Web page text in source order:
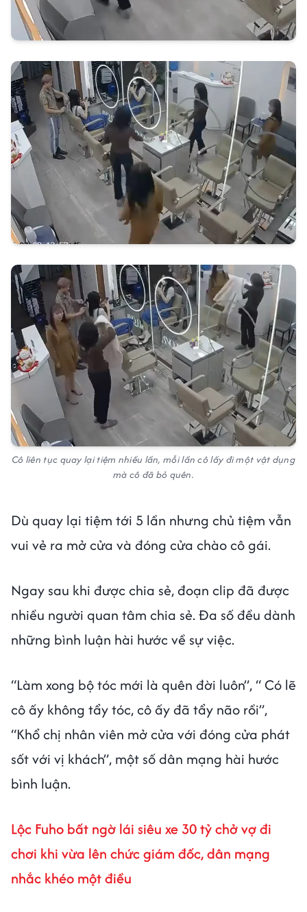
Cô liên tục quay lại tiệm nhiều lần, mỗi lần cô lấy đi một vật dụng
mà cô đã bỏ quên.
Dù quay lại tiệm tới 5 lần nhưng chủ tiệm vẫn
vui vẻ ra mở cửa và đóng cửa chào cô gái.
Ngay sau khi được chia sẻ, đoạn clip đã được
nhiều người quan tâm chia sẻ. Đa số đều dành
những bình luận hài hước về sự việc.
“Làm xong bộ tóc mới là quên đời luôn”, “ Có lẽ
cô ấy không tẩy tóc, cô ấy đã tẩy não rồi”,
“Khổ chị nhân viên mở cửa với đóng cửa phát
sốt với vị khách”, một số dân mạng hài hước
bình luận.
Lộc Fuho bất ngờ lái siêu xe 30 tỷ chở vợ đi
chơi khi vừa lên chức giám đốc, dân mạng
nhắc khéo một điều